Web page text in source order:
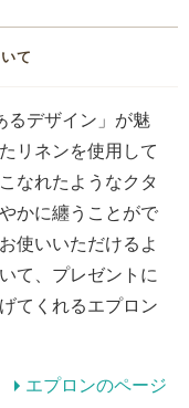
て
るデザイン」が魅
リネンを使用して
なれたようなクタ
かに纏うことがで
使いいただけるよ
て、プレゼントに
てくれるエプロン
エプロンのページ